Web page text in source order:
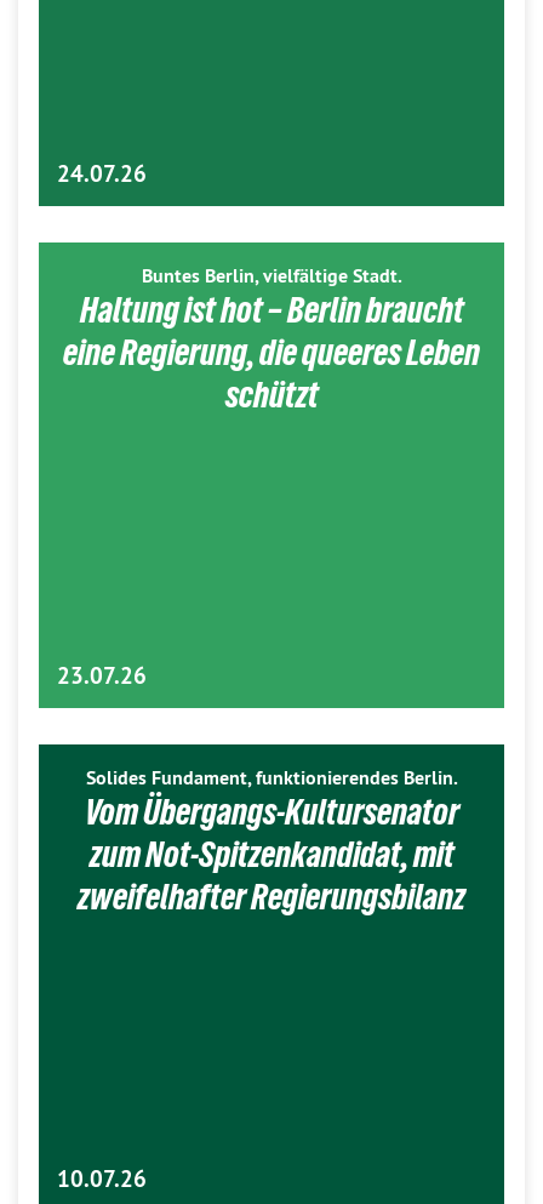
24.07.26
Buntes Berlin, vielfältige Stadt.
Haltung ist hot – Berlin braucht
eine Regierung, die queeres Leben
schützt
23.07.26
Solides Fundament, funktionierendes Berlin.
Vom Übergangs-Kultursenator
zum Not-Spitzenkandidat, mit
zweifelhafter Regierungsbilanz
10.07.26